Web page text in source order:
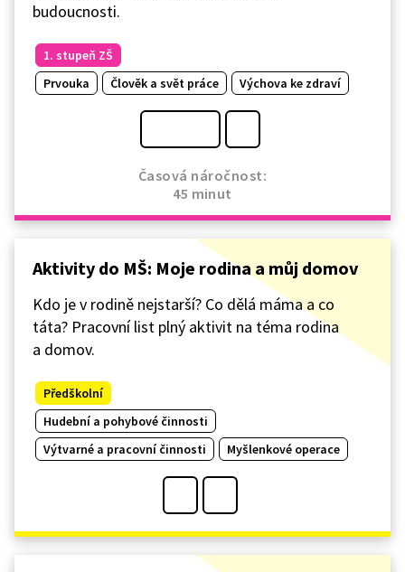
budoucnosti.
1. stupeň ZŠ
Prvouka
Člověk a svět práce Výchova ke zdraví
Časová náročnost:
45 minut
Aktivity do MŠ: Moje rodina a můj domov
Kdo je v rodině nejstarší? Co dělá máma a co
táta? Pracovní list plný aktivit na téma rodina
a domov.
Předškolní
Hudební a pohybové činnosti
Výtvarné a pracovní činnosti
Myšlenkové operace